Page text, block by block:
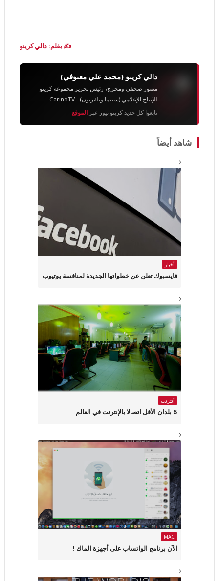
✍️ بقلم: دالي كرينو
دالي كرينو (محمد علي معتوڨي)
مصور صحفي ومخرج، رئيس تحرير مجموعة كرينو
للإنتاج الإعلامي (سينما وتلفزيون) - CarinoTV
تابعوا كل جديد كرينو نيوز عبر الموقع
شاهد أيضاً
أخبار
فايسبوك تعلن عن خطواتها الجديدة لمنافسة يوتيوب
أنترنت
5 بلدان الأقل اتصالا بالإنترنت في العالم
MAC
الآن برنامج الواتساب على أجهزة الماك !